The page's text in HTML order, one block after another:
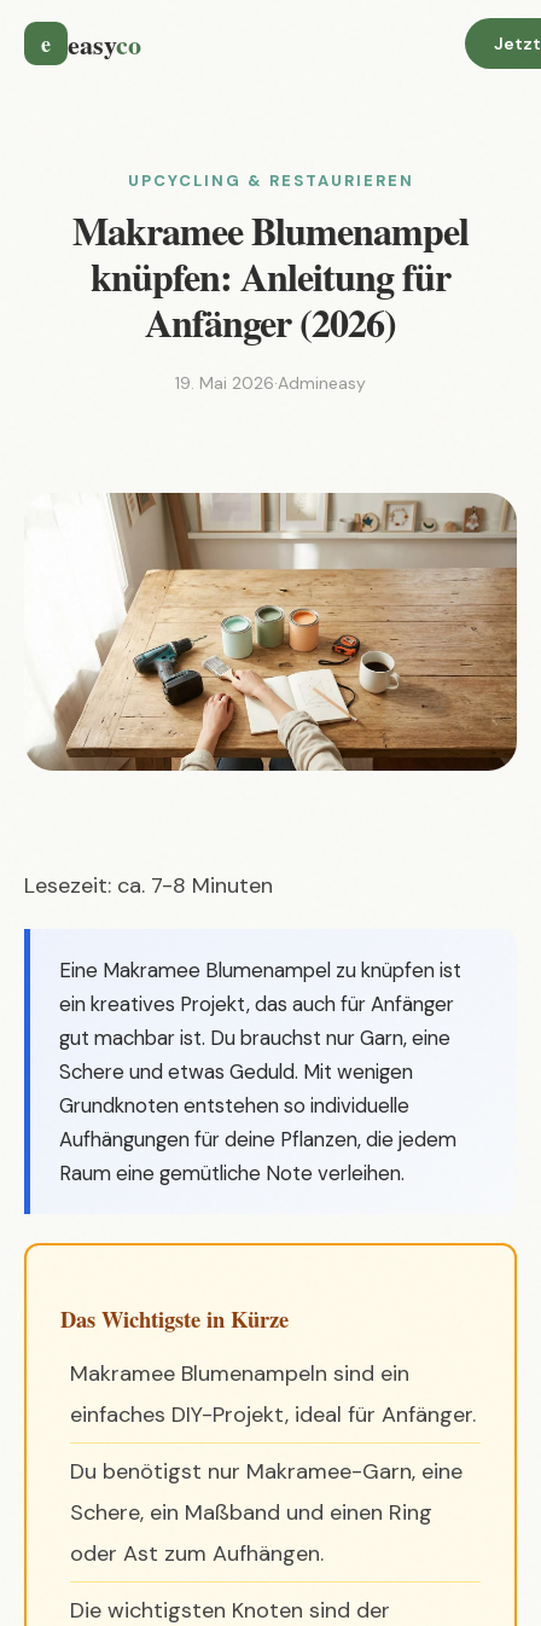
e easyco
UPCYCLING & RESTAURIEREN
Makramee Blumenampel
knüpfen: Anleitung für
Anfänger (2026)
19. Mai 2026·Admineasy
Lesezeit: ca. 7-8 Minuten
Eine Makramee Blumenampel zu knüpfen ist
ein kreatives Projekt, das auch für Anfänger
gut machbar ist. Du brauchst nur Garn, eine
Schere und etwas Geduld. Mit wenigen
Grundknoten entstehen so individuelle
Aufhängungen für deine Pflanzen, die jedem
Raum eine gemütliche Note verleihen.
Das Wichtigste in Kürze
Makramee Blumenampeln sind ein
einfaches DIY-Projekt, ideal für Anfänger.
Du benötigst nur Makramee-Garn, eine
Schere, ein Maßband und einen Ring
oder Ast zum Aufhängen.
Die wichtigsten Knoten sind der